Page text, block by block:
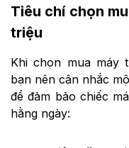
Tiêu chí chọn
triệu
Khi chọn mua máy
bạn nên cân nhắc
để đảm bảo chiếc
hằng ngày: